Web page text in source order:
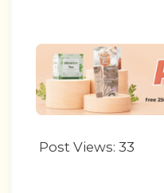
Post Views: 33